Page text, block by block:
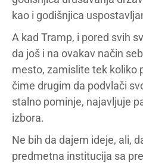
kao i godišnjica
A kad Tramp, i pored svih
da još i na ovakav način
mesto, zamislite tek koliko
čime drugim da podvlači
stalno pominje, najavljuje
izbora.
Ne bih da dajem ideje, ali,
predmetna institucija sa